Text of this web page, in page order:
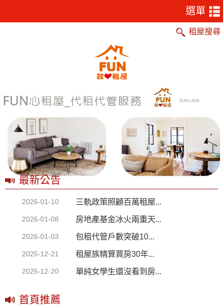
租屋搜尋
最新公告
2026-01-10 三軌政策照顧百萬租屋...
2026-01-08 房地產基金冰火兩重天...
2026-01-03 包租代管戶數突破10...
2025-12-21 租屋族精算買房30年...
2025-12-20 單純女學生還沒看到房...
首頁推薦